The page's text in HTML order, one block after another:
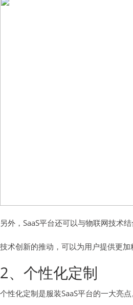
另外，SaaS平台还可以与物联网技术
技术创新的推动，可以为用户提供更
2、个性化定制
个性化定制是服装SaaS平台的一大亮